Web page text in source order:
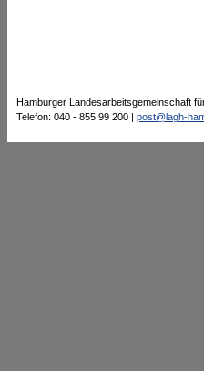
Hamburger Landesarbeitsgemeinschaft
Telefon: 040 - 855 99 200 | post@lagh-